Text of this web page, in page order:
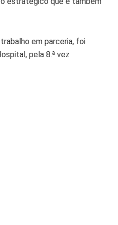
em parceria, foi
pela 8.ª vez